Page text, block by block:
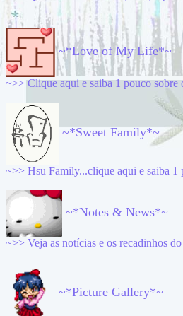
~*Love of My Life*~
~>>Clique aqui e saiba 1 pouco
~*Sweet Family*~
~>> Hsu Family...clique aqui e saiba
~*Notes & News*~
~>> Veja as notícias e os recadinhos
~*Picture Gallery*~